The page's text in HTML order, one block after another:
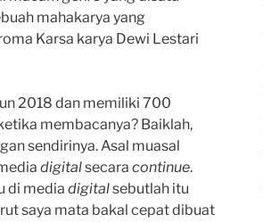
mahakarya yang
Karsa karya Dewi Lestari
2018 dan memiliki 700
membacanya? Baiklah,
sendirinya. Asal muasal
digitalsecara continue.
di media digitalsebutlah itu
saya mata bakal cepat dibuat